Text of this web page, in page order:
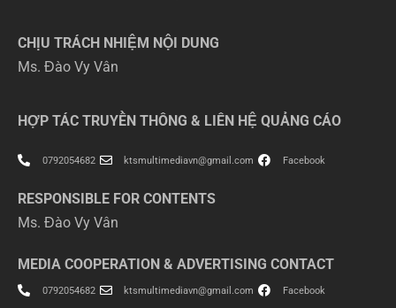
CHỊU TRÁCH NHIỆM NỘI DUNG
Ms. Đào Vy Vân
HỢP TÁC TRUYỀN THÔNG & LIÊN HỆ QUẢNG CÁO
0792054682 ktsmultimediavn@gmail.com Facebook
RESPONSIBLE FOR CONTENTS
Ms. Đào Vy Vân
MEDIA COOPERATION & ADVERTISING CONTACT
0792054682 ktsmultimediavn@gmail.com Facebook